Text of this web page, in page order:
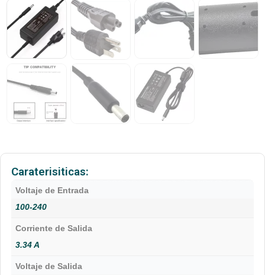
Caraterisiticas:
Voltaje de Entrada
100-240
Corriente de Salida
3.34 A
Voltaje de Salida